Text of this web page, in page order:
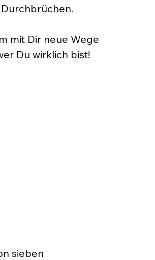
mit Dir neue Wege
Du wirklich bist!
sieben